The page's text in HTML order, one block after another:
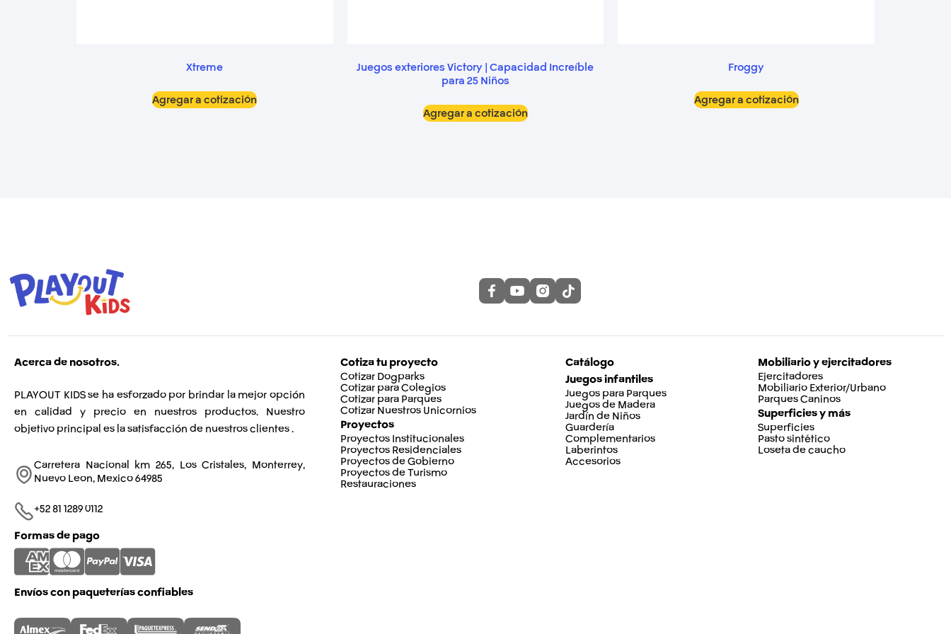
Xtreme
Agregar a cotización
Juegos exteriores Victory | Capacidad Increíble
para 25 Niños
Agregar a cotización
Froggy
Agregar a cotización
Acerca de nosotros.
PLAYOUT KIDS se ha esforzado por brindar la mejor opción
en calidad y precio en nuestros productos. Nuestro
objetivo principal es la satisfacción de nuestros clientes .
Carretera Nacional km 265, Los Cristales, Monterrey,
Nuevo Leon, Mexico 64985
+52 81 1289 0112​
Formas de pago
Envíos con paqueterías confiables
Cotiza tu proyecto
Cotizar Dogparks
Cotizar para Colegios
Cotizar para Parques
Cotizar Nuestros Unicornios
Proyectos
Proyectos Institucionales
Proyectos Residenciales
Proyectos de Gobierno
Proyectos de Turismo
Restauraciones
Catálogo
Juegos infantiles
Juegos para Parques
Juegos de Madera
Jardín de Niños
Guardería
Complementarios
Laberintos
Accesorios
Mobiliario y ejercitadores
Ejercitadores
Mobiliario Exterior/Urbano
Parques Caninos
Superficies y más
Superficies
Pasto sintético
Loseta de caucho